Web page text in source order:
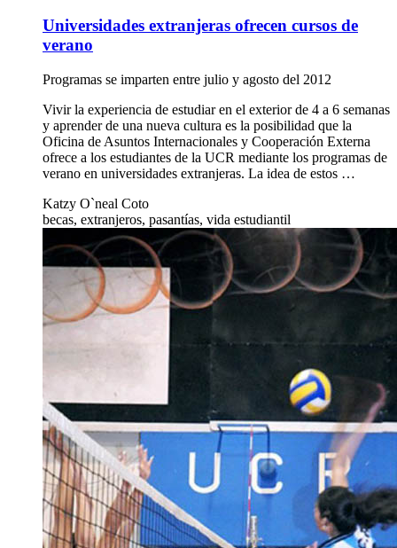
Universidades extranjeras ofrecen cursos de
verano
Programas se imparten entre julio y agosto del 2012
Vivir la experiencia de estudiar en el exterior de 4 a 6 semanas
y aprender de una nueva cultura es la posibilidad que la
Oficina de Asuntos Internacionales y Cooperación Externa
ofrece a los estudiantes de la UCR mediante los programas de
verano en universidades extranjeras. La idea de estos …
Katzy O`neal Coto
becas, extranjeros, pasantías, vida estudiantil